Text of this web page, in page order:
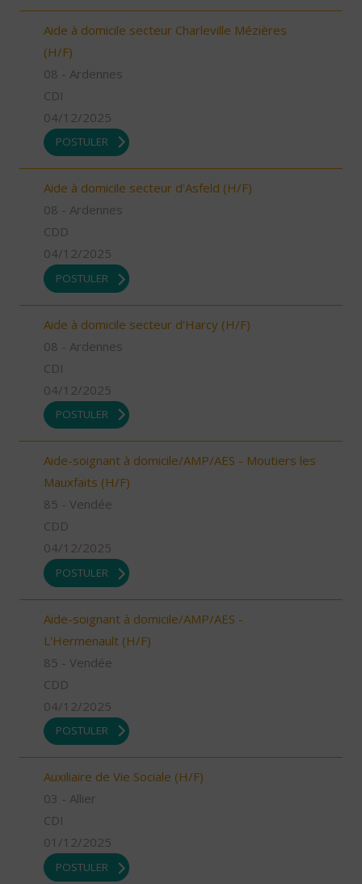
Aide à domicile secteur Charleville Mézières
(H/F)
08 - Ardennes
CDI
04/12/2025
POSTULER
Aide à domicile secteur d'Asfeld (H/F)
08 - Ardennes
CDD
04/12/2025
POSTULER
Aide à domicile secteur d'Harcy (H/F)
08 - Ardennes
CDI
04/12/2025
POSTULER
Aide-soignant à domicile/AMP/AES - Moutiers les
Mauxfaits (H/F)
85 - Vendée
CDD
04/12/2025
POSTULER
Aide-soignant à domicile/AMP/AES -
L'Hermenault (H/F)
85 - Vendée
CDD
04/12/2025
POSTULER
Auxiliaire de Vie Sociale (H/F)
03 - Allier
CDI
01/12/2025
POSTULER